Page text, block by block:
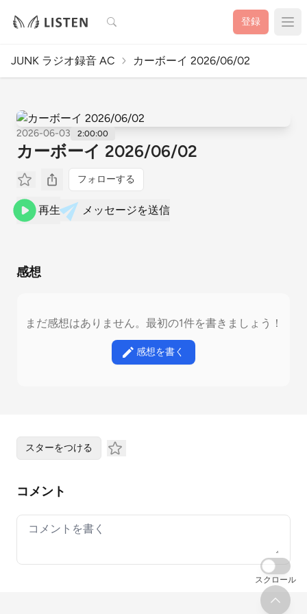
検索 登録
JUNK ラジオ録音 AC カーボーイ 2026/06/02
2026-06-03 2:00:00
カーボーイ 2026/06/02
フォローする
再生 メッセージを送信
感想
まだ感想はありません。最初の1件を書きましょう！
感想を書く
スターをつける
コメント
Your comment
スクロール